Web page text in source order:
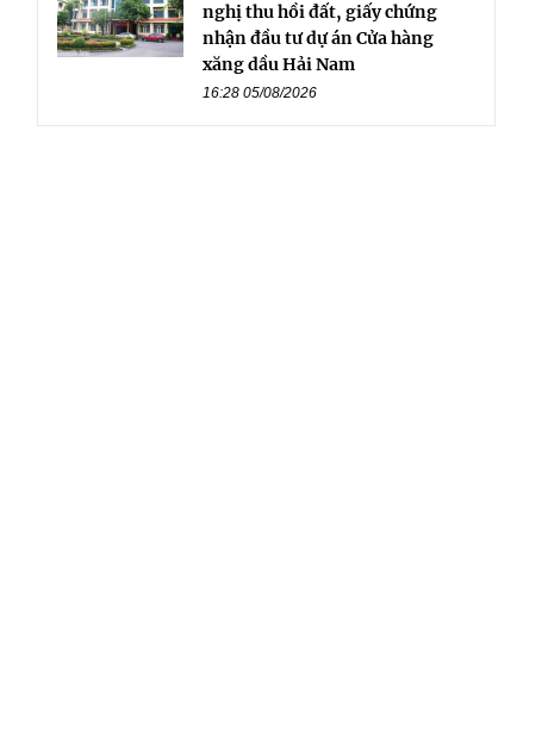
nghị thu hồi đất, giấy chứng
nhận đầu tư dự án Cửa hàng
xăng dầu Hải Nam
16:28 05/08/2026